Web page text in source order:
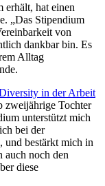
erhält, hat einen
„Das Stipendium
von
dankbar bin. Es
Alltag
in der Arbeit
zweijährige Tochter
unterstützt mich
bei der
und bestärkt mich in
auch noch den
diese